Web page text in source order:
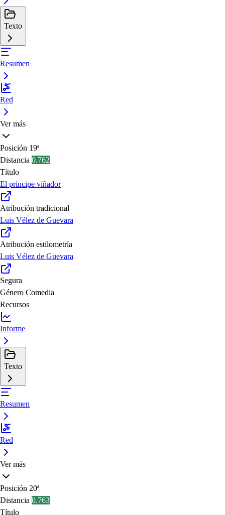
Texto
Resumen
Red
Ver más
Posición 19ª
Distancia 0.762
Título
El príncipe viñador
Atribución tradicional
Luis Vélez de Guevara
Atribución estilometría
Luis Vélez de Guevara
Segura
Género Comedia
Recursos
Informe
Texto
Resumen
Red
Ver más
Posición 20ª
Distancia 0.763
Título